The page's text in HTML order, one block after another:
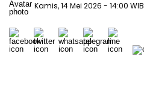
Kamis, 14 Mei 2026 - 14:00 WIB